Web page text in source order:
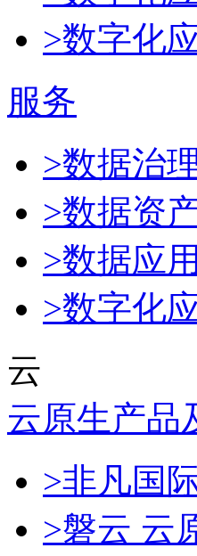
>数字化
服务
>数据治
>数据资
>数据应
>数字化
云
云原生产品
>非凡国
>磐云 云